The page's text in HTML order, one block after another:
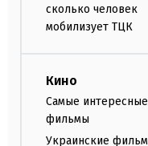
сколько человек
мобилизует ТЦК
Кино
Самые интересные
фильмы
Украинские